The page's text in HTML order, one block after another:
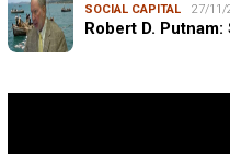
SOCIAL CAPITAL 27/11/
Robert D.